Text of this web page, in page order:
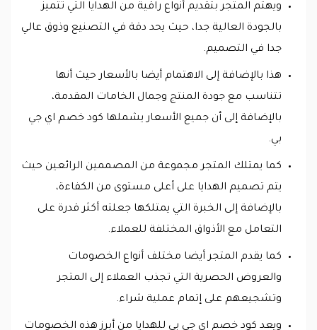
ويهتم المتجر بتقديم أنواع راقية من الهدايا التي تتميز
بالجودة العالية جدا، حيث يحد دقة في التصنيع وذوق عالي
جدا في التصميم.
هذا بالإضافة إلى الاهتمام أيضا بالأسعار حيث أنها
تتناسب مع جودة المنتج وجمال الخامات المقدمة،
بالإضافة إلى أن جميع الأسعار يشملها كود خصم اي جي
بي.
كما يمتلك المتجر مجموعة من المصممين الرائعين حيث
يتم تصميم الهدايا على أعلى مستوى من الكفاءة،
بالإضافة إلى الخبرة التي يمتلكها جعلته أكثر قدرة على
التعامل مع الأذواق المختلفة للعملاء.
كما يقدم المتجر أيضا مختلف أنواع الخصومات
والعروض الحصرية التي تجذب العملاء إلى المتجر
وتشجيعهم على إتمام عملية شراء.
ويعد كود خصم اي جي بي للهدايا من أبرز هذه الخصومات